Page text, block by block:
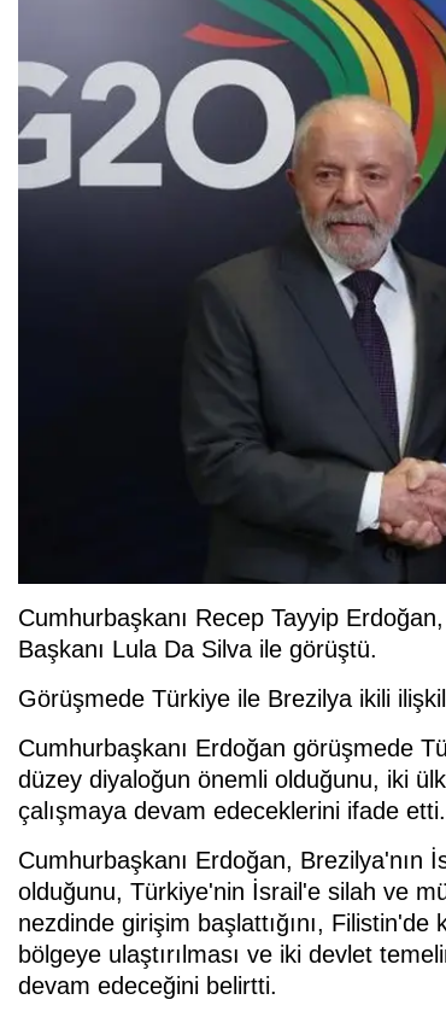
Cumhurbaşkanı Recep Tayyip
Başkanı Lula Da Silva ile görüştü.
Görüşmede Türkiye ile Brezilya ikili
Cumhurbaşkanı Erdoğan görüşmede
düzey diyaloğun önemli olduğunu, iki
çalışmaya devam edeceklerini ifade etti.
Cumhurbaşkanı Erdoğan, Brezilya'nın
olduğunu, Türkiye'nin İsrail'e silah ve
nezdinde girişim başlattığını,
bölgeye ulaştırılması ve iki devlet
devam edeceğini belirtti.